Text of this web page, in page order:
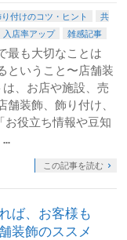
付けのコツ・ヒント
共
入店率アップ 雑感記事
最も大切なことは
ということ〜店舗装
、お店や施設、売
舗装飾、飾り付け、
お役立ち情報や豆知
…
この記事を読む
ば、お客様も
装飾のススメ